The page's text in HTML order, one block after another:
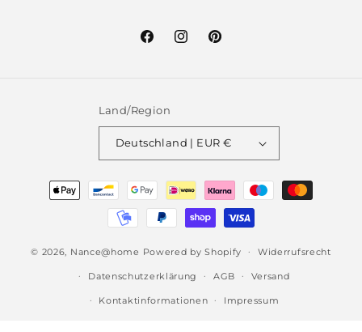
FacebookInstagramPinterest
Land/Region
Deutschland | EUR €
Zahlungsmethoden
© 2026, Nance@home Powered by Shopify Widerrufsrecht
Datenschutzerklärung AGB Versand
Kontaktinformationen Impressum